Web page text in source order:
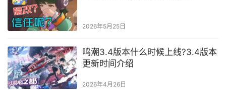
2026年5月25日
鸣潮3.4版本什么时候上线?3.4版本
更新时间介绍
2026年4月26日